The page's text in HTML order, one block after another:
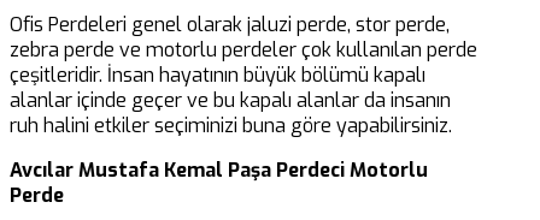
Ofis Perdeleri genel olarak jaluzi perde, stor perde,
zebra perde ve motorlu perdeler çok kullanılan perde
çeşitleridir. İnsan hayatının büyük bölümü kapalı
alanlar içinde geçer ve bu kapalı alanlar da insanın
ruh halini etkiler seçiminizi buna göre yapabilirsiniz.
Avcılar Mustafa Kemal Paşa Perdeci Motorlu
Perde